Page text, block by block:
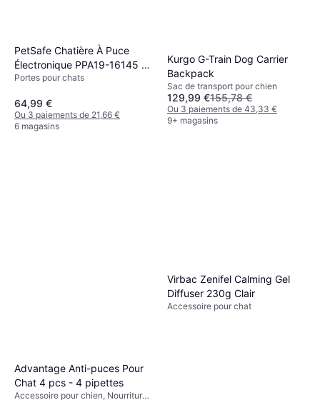
PetSafe Chatière À Puce
Électronique PPA19-16145 22
x 23.9 cm Installation Facile
Portes pour chats
64,99 €
Ou 3 paiements de 21,66 €
6 magasins
Kurgo G-Train Dog Carrier
Backpack
Sac de transport pour chien
129,99 €155,78 €
Ou 3 paiements de 43,33 €
9+ magasins
Advantage Anti-puces Pour
Chat 4 pcs - 4 pipettes
Accessoire pour chien, Nourriture
Virbac Zenifel Calming Gel
Diffuser 230g Clair
Accessoire pour chat